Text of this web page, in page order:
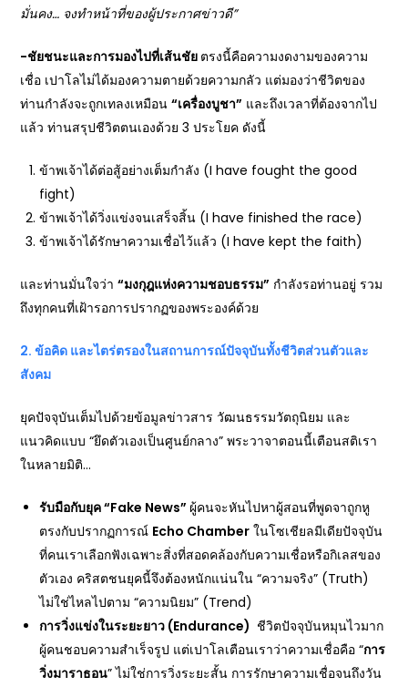
มั่นคง… จงทำหน้าที่ของผู้ประกาศข่าวดี”
-ชัยชนะและการมองไปที่เส้นชัย ตรงนี้คือความงดงามของความ
เชื่อ เปาโลไม่ได้มองความตายด้วยความกลัว แต่มองว่าชีวิตของ
ท่านกำลังจะถูกเทลงเหมือน“เครื่องบูชา” และถึงเวลาที่ต้องจากไป
แล้ว ท่านสรุปชีวิตตนเองด้วย 3 ประโยค ดังนี้
ข้าพเจ้าได้ต่อสู้อย่างเต็มกำลัง (I have fought the good
fight)
ข้าพเจ้าได้วิ่งแข่งจนเสร็จสิ้น (I have finished the race)
ข้าพเจ้าได้รักษาความเชื่อไว้แล้ว (I have kept the faith)
และท่านมั่นใจว่า“มงกุฎแห่งความชอบธรรม” กำลังรอท่านอยู่ รวม
ถึงทุกคนที่เฝ้ารอการปรากฏของพระองค์ด้วย
2.ข้อคิด และไตร่ตรองในสถานการณ์ปัจจุบันทั้งชีวิตส่วนตัวและ
สังคม
ยุคปัจจุบันเต็มไปด้วยข้อมูลข่าวสาร วัฒนธรรมวัตถุนิยม และ
แนวคิดแบบ “ยึดตัวเองเป็นศูนย์กลาง” พระวาจาตอนนี้เตือนสติเรา
ในหลายมิติ…
รับมือกับยุค “Fake News” ผู้คนจะหันไปหาผู้สอนที่พูดจาถูกหู
ตรงกับปรากฏการณ์ Echo Chamber ในโซเชียลมีเดียปัจจุบัน
ที่คนเราเลือกฟังเฉพาะสิ่งที่สอดคล้องกับความเชื่อหรือกิเลสของ
ตัวเอง คริสตชนยุคนี้จึงต้องหนักแน่นใน “ความจริง” (Truth)
ไม่ใช่ไหลไปตาม “ความนิยม” (Trend)
การวิ่งแข่งในระยะยาว (Endurance) ชีวิตปัจจุบันหมุนไวมาก
ผู้คนชอบความสำเร็จรูป แต่เปาโลเตือนเราว่าความเชื่อคือ “การ
วิ่งมาราธอน” ไม่ใช่การวิ่งระยะสั้น การรักษาความเชื่อจนถึงวัน